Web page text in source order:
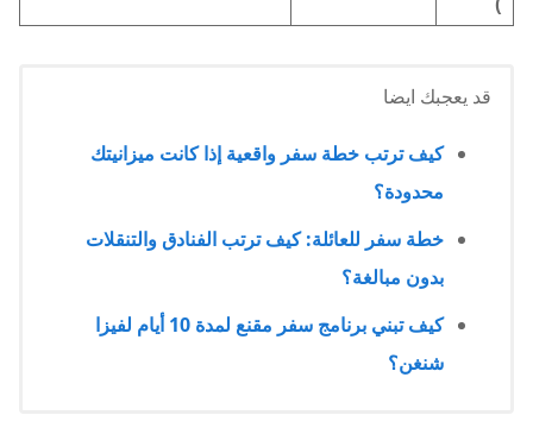
)
قد يعجبك ايضا
كيف ترتب خطة سفر واقعية إذا كانت ميزانيتك
محدودة؟
خطة سفر للعائلة: كيف ترتب الفنادق والتنقلات
بدون مبالغة؟
كيف تبني برنامج سفر مقنع لمدة 10 أيام لفيزا
شنغن؟